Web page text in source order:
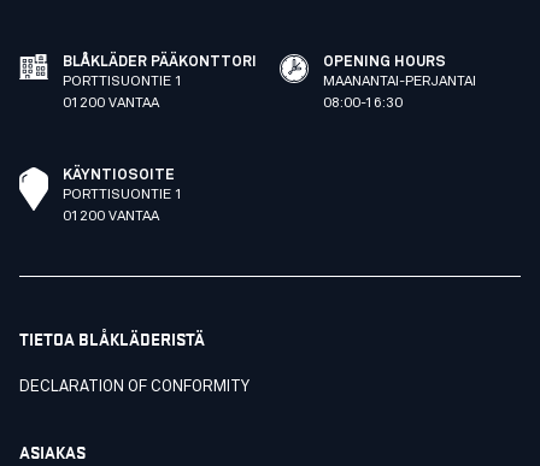
BLÅKLÄDER PÄÄKONTTORI
PORTTISUONTIE 1
01200 VANTAA
OPENING HOURS
MAANANTAI-PERJANTAI
08:00-16:30
KÄYNTIOSOITE
PORTTISUONTIE 1
01200 VANTAA
TIETOA BLÅKLÄDERISTÄ
DECLARATION OF CONFORMITY
ASIAKAS